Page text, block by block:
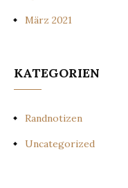
März 2021
KATEGORIEN
Randnotizen
Uncategorized